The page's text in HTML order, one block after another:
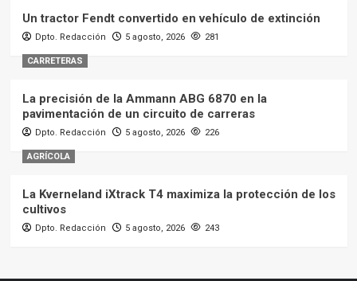
Un tractor Fendt convertido en vehículo de extinción
Dpto. Redacción 5 agosto, 2026 281
CARRETERAS
La precisión de la Ammann ABG 6870 en la
pavimentación de un circuito de carreras
Dpto. Redacción 5 agosto, 2026 226
AGRÍCOLA
La Kverneland iXtrack T4 maximiza la protección de los
cultivos
Dpto. Redacción 5 agosto, 2026 243